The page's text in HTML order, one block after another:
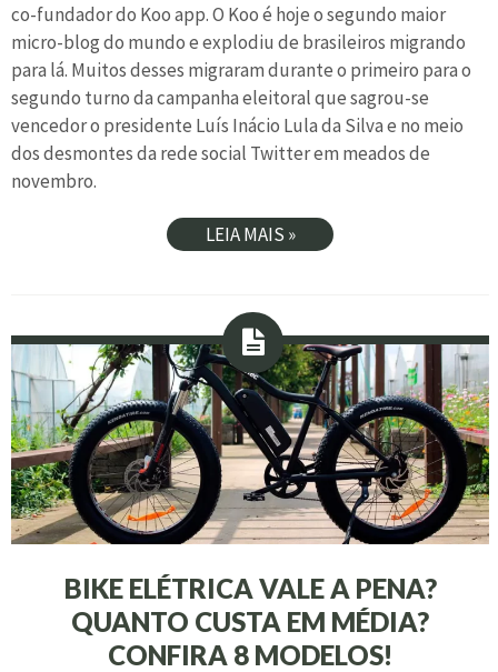
co-fundador do Koo app. O Koo é hoje o segundo maior
micro-blog do mundo e explodiu de brasileiros migrando
para lá. Muitos desses migraram durante o primeiro para o
segundo turno da campanha eleitoral que sagrou-se
vencedor o presidente Luís Inácio Lula da Silva e no meio
dos desmontes da rede social Twitter em meados de
novembro.
LEIA MAIS »
BIKE ELÉTRICA VALE A PENA?
QUANTO CUSTA EM MÉDIA?
CONFIRA 8 MODELOS!